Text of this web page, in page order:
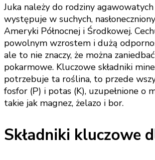
Juka należy do rodziny
występuje w suchych,
Ameryki Północnej i Środkowej.
powolnym wzrostem i dużą
ale to nie znaczy, że można
pokarmowe. Kluczowe składniki
potrzebuje ta roślina, to przede
fosfor (P) i potas (K), uzupełnione o
takie jak magnez, żelazo i bor.
Składniki kluczowe